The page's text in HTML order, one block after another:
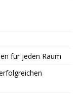
für jeden Raum